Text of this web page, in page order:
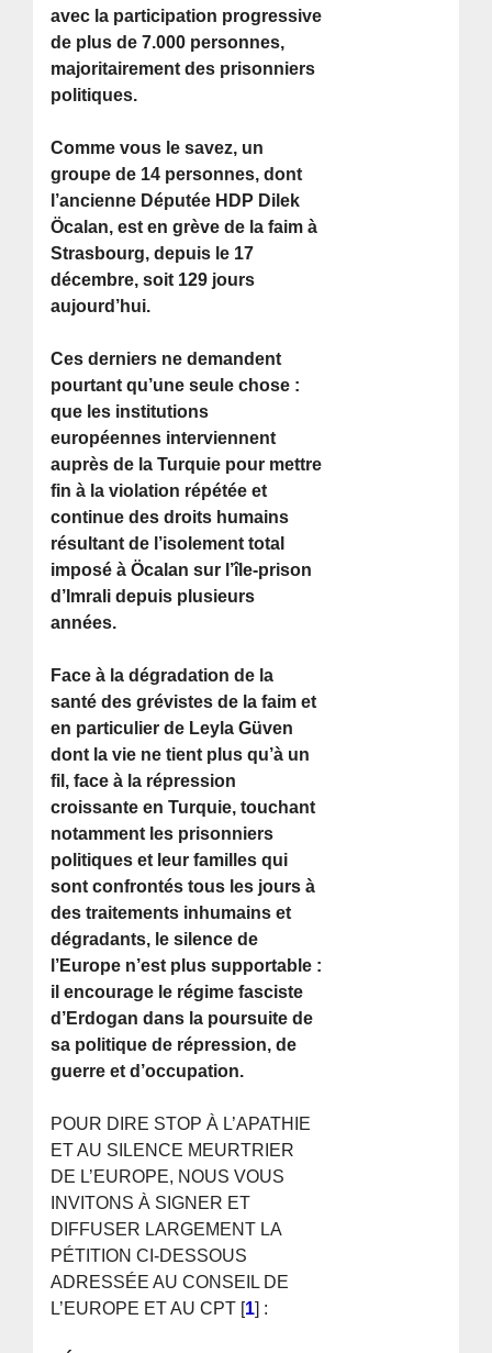
avec la participation progressive
de plus de 7.000 personnes,
majoritairement des prisonniers
politiques.
Comme vous le savez, un
groupe de 14 personnes, dont
l’ancienne Députée HDP Dilek
Öcalan, est en grève de la faim à
Strasbourg, depuis le 17
décembre, soit 129 jours
aujourd’hui.
Ces derniers ne demandent
pourtant qu’une seule chose :
que les institutions
européennes interviennent
auprès de la Turquie pour mettre
fin à la violation répétée et
continue des droits humains
résultant de l’isolement total
imposé à Öcalan sur l’île-prison
d’Imrali depuis plusieurs
années.
Face à la dégradation de la
santé des grévistes de la faim et
en particulier de Leyla Güven
dont la vie ne tient plus qu’à un
fil, face à la répression
croissante en Turquie, touchant
notamment les prisonniers
politiques et leur familles qui
sont confrontés tous les jours à
des traitements inhumains et
dégradants, le silence de
l’Europe n’est plus supportable :
il encourage le régime fasciste
d’Erdogan dans la poursuite de
sa politique de répression, de
guerre et d’occupation.
POUR DIRE STOP À L’APATHIE
ET AU SILENCE MEURTRIER
DE L’EUROPE, NOUS VOUS
INVITONS À SIGNER ET
DIFFUSER LARGEMENT LA
PÉTITION CI-DESSOUS
ADRESSÉE AU CONSEIL DE
L’EUROPE ET AU CPT [1] :